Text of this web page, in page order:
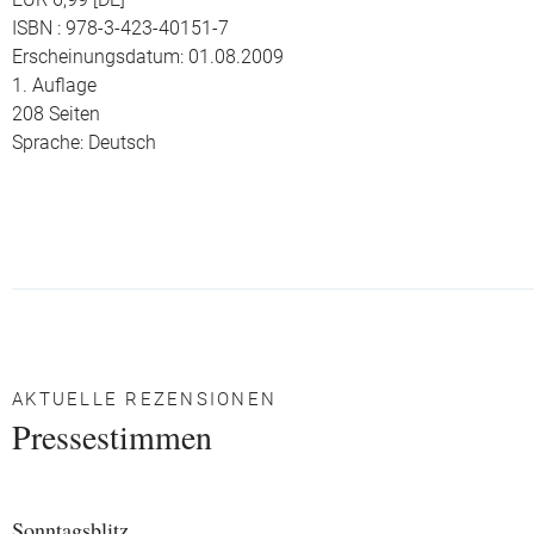
ISBN : 978-3-423-40151-7
Erscheinungsdatum: 01.08.2009
1. Auflage
208 Seiten
Sprache: Deutsch
AKTUELLE REZENSIONEN
Pressestimmen